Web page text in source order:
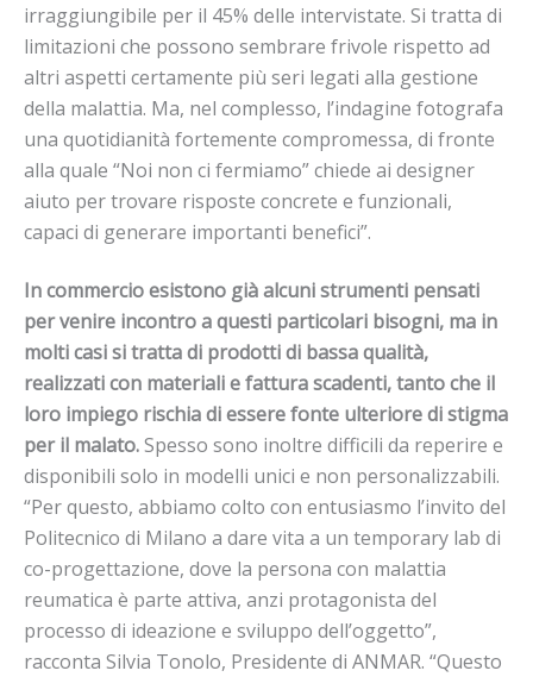
irraggiungibile per il 45% delle intervistate. Si tratta di
limitazioni che possono sembrare frivole rispetto ad
altri aspetti certamente più seri legati alla gestione
della malattia. Ma, nel complesso, l’indagine fotografa
una quotidianità fortemente compromessa, di fronte
alla quale “Noi non ci fermiamo” chiede ai designer
aiuto per trovare risposte concrete e funzionali,
capaci di generare importanti benefici”.
In commercio esistono già alcuni strumenti pensati
per venire incontro a questi particolari bisogni, ma in
molti casi si tratta di prodotti di bassa qualità,
realizzati con materiali e fattura scadenti, tanto che il
loro impiego rischia di essere fonte ulteriore di stigma
per il malato.Spesso sono inoltre difficili da reperire e
disponibili solo in modelli unici e non personalizzabili.
“Per questo, abbiamo colto con entusiasmo l’invito del
Politecnico di Milano a dare vita a un temporary lab di
co-progettazione, dove la persona con malattia
reumatica è parte attiva, anzi protagonista del
processo di ideazione e sviluppo dell’oggetto”,
racconta Silvia Tonolo, Presidente di ANMAR. “Questo